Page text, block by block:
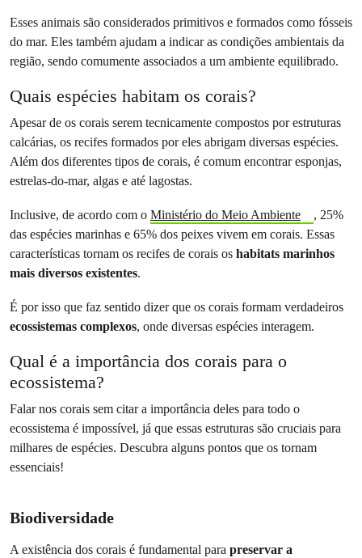
Esses animais são considerados primitivos e formados como fósseis
do mar. Eles também ajudam a indicar as condições ambientais da
região, sendo comumente associados a um ambiente equilibrado.
Quais espécies habitam os corais?
Apesar de os corais serem tecnicamente compostos por estruturas
calcárias, os recifes formados por eles abrigam diversas espécies.
Além dos diferentes tipos de corais, é comum encontrar esponjas,
estrelas-do-mar, algas e até lagostas.
Inclusive, de acordo com o Ministério do Meio Ambiente
, 25%
das espécies marinhas e 65% dos peixes vivem em corais. Essas
características tornam os recifes de corais os habitats marinhos
mais diversos existentes.
É por isso que faz sentido dizer que os corais formam verdadeiros
ecossistemas complexos, onde diversas espécies interagem.
Qual é a importância dos corais para o
ecossistema?
Falar nos corais sem citar a importância deles para todo o
ecossistema é impossível, já que essas estruturas são cruciais para
milhares de espécies. Descubra alguns pontos que os tornam
essenciais!
Biodiversidade
A existência dos corais é fundamental para preservar a